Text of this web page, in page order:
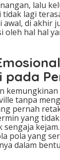
lalu
tidak lagi
awal, di akhir
oleh hal hal
pada
tanpa
pernah
yang
pola yang
dalam